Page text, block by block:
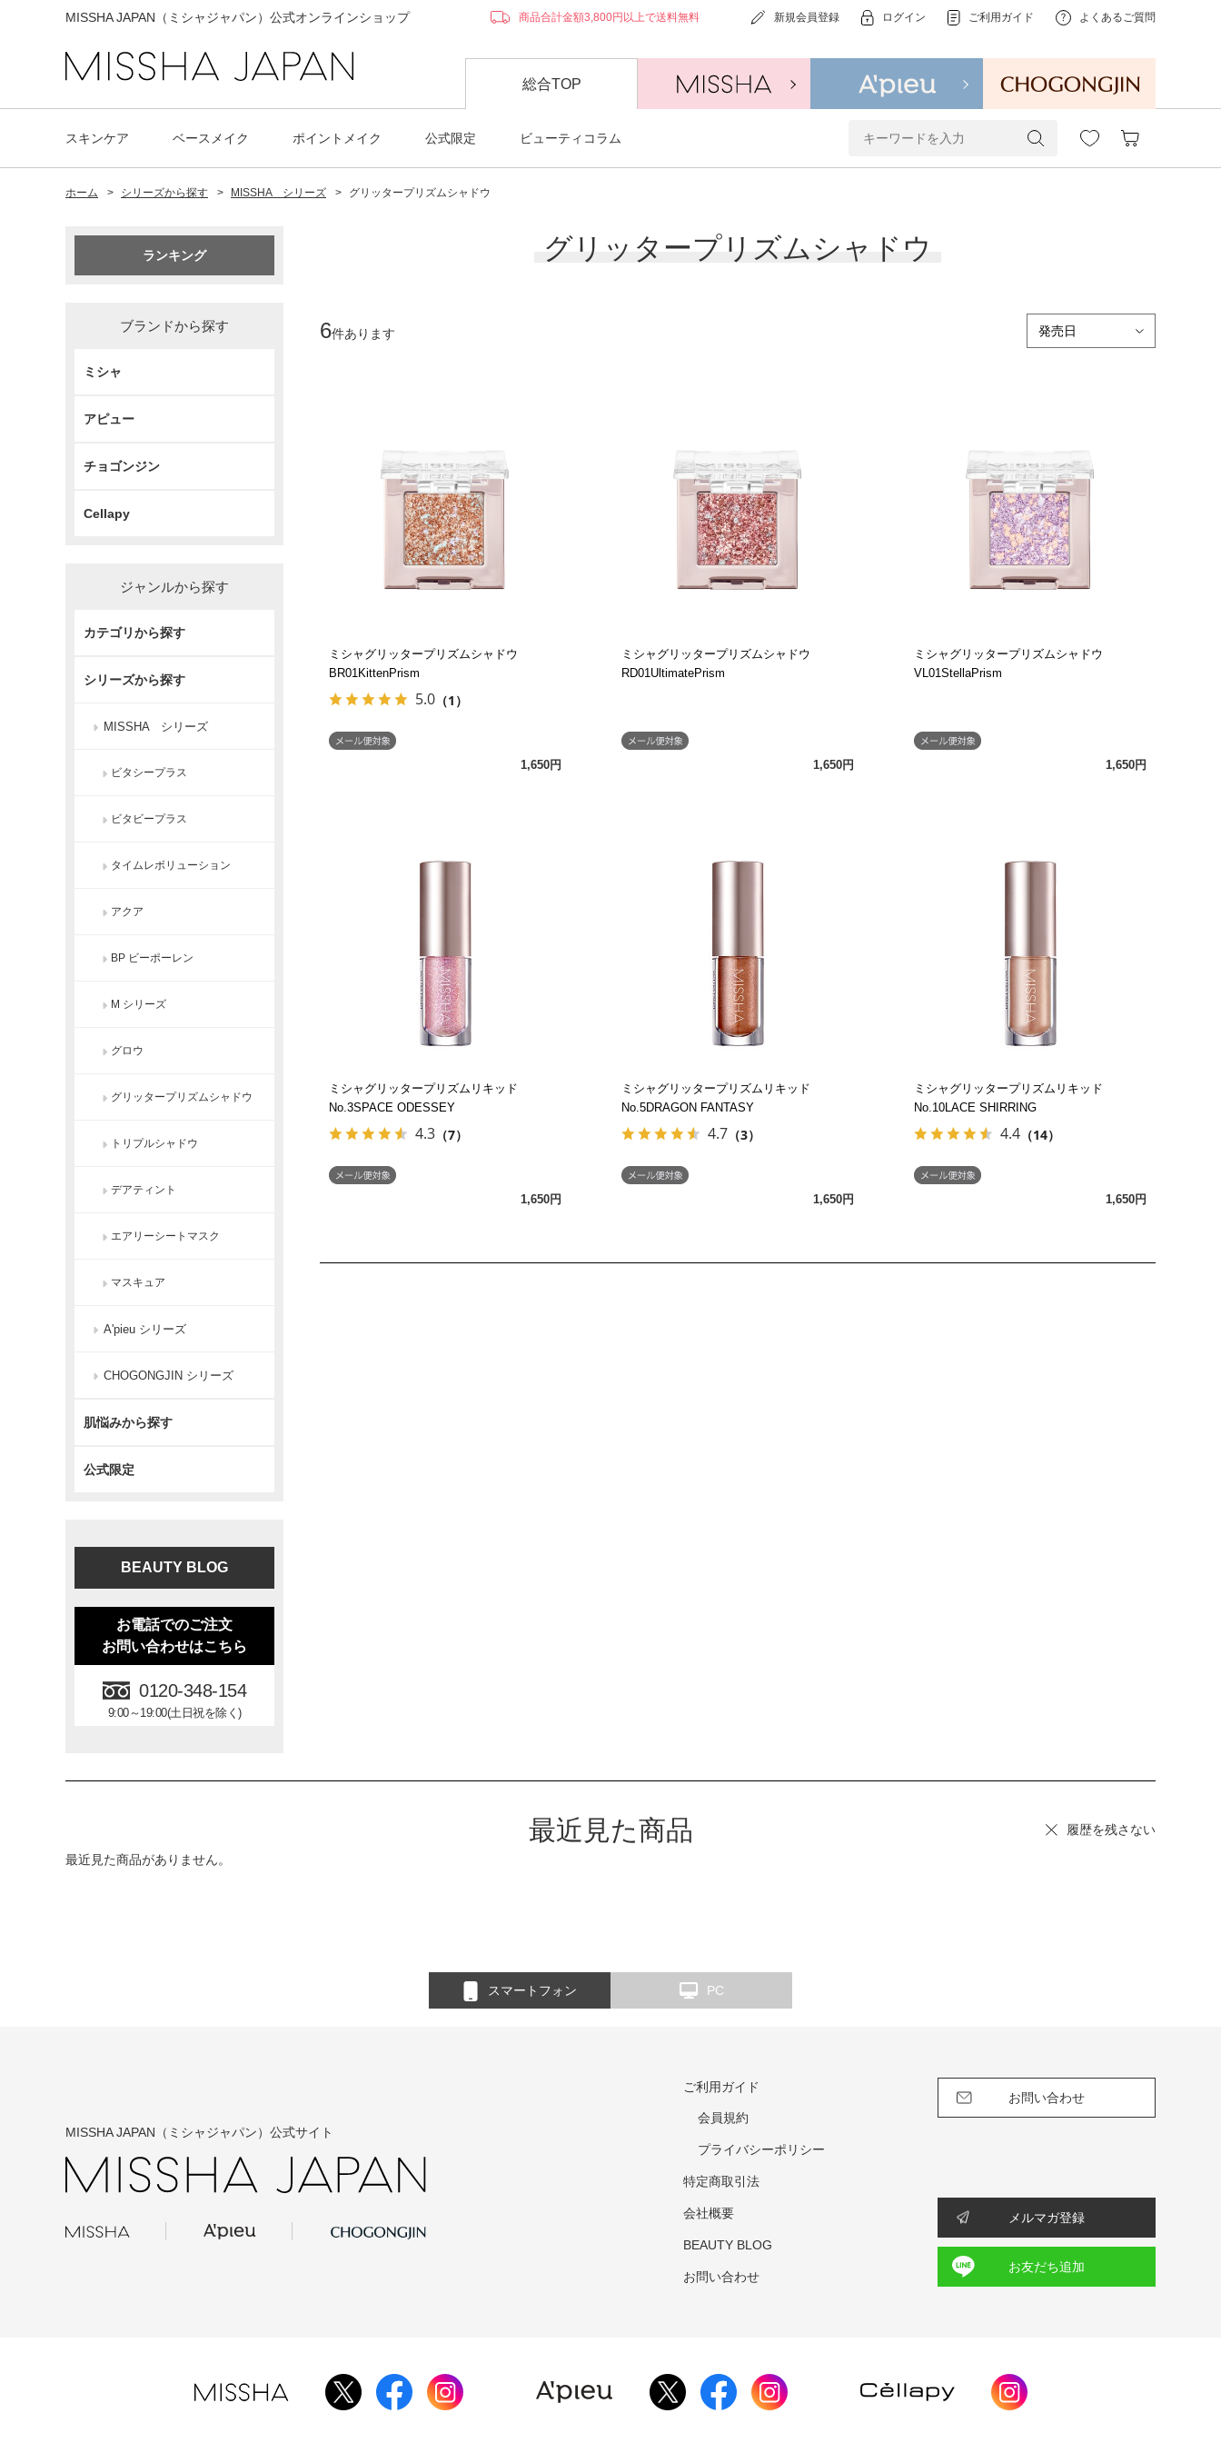
MISSHA JAPAN（ミシャジャパン）公式オンラインショップ 商品合計金額3,800円以上で送料無料 新規会員登録 ログイン ご利用ガイド よくあるご質問
総合TOP
スキンケア ベースメイク ポイントメイク 公式限定 ビューティコラム
ホーム > シリーズから探す > MISSHA シリーズ > グリッタープリズムシャドウ
ランキング
ブランドから探す
ミシャ
アピュー
チョゴンジン
Cellapy
ジャンルから探す
カテゴリから探す
シリーズから探す
MISSHA シリーズ
ビタシープラス
ビタビープラス
タイムレボリューション
アクア
BP ビーポーレン
M シリーズ
グロウ
グリッタープリズムシャドウ
トリプルシャドウ
デアティント
エアリーシートマスク
マスキュア
A'pieu シリーズ
CHOGONGJIN シリーズ
肌悩みから探す
公式限定
BEAUTY BLOG
お電話でのご注文
お問い合わせはこちら
0120-348-154
9:00～19:00(土日祝を除く)
グリッタープリズムシャドウ
6件あります
ミシャグリッタープリズムシャドウ
BR01KittenPrism
5.0 （1）
1,650円
ミシャグリッタープリズムシャドウ
RD01UltimatePrism
1,650円
ミシャグリッタープリズムシャドウ
VL01StellaPrism
1,650円
ミシャグリッタープリズムリキッド
No.3SPACE ODESSEY
4.3 （7）
1,650円
ミシャグリッタープリズムリキッド
No.5DRAGON FANTASY
4.7 （3）
1,650円
ミシャグリッタープリズムリキッド
No.10LACE SHIRRING
4.4 （14）
1,650円
最近見た商品
最近見た商品がありません。
履歴を残さない
スマートフォン PC
MISSHA JAPAN（ミシャジャパン）公式サイト
ご利用ガイド
会員規約
プライバシーポリシー
特定商取引法
会社概要
BEAUTY BLOG
お問い合わせ
お問い合わせ
メルマガ登録
お友だち追加